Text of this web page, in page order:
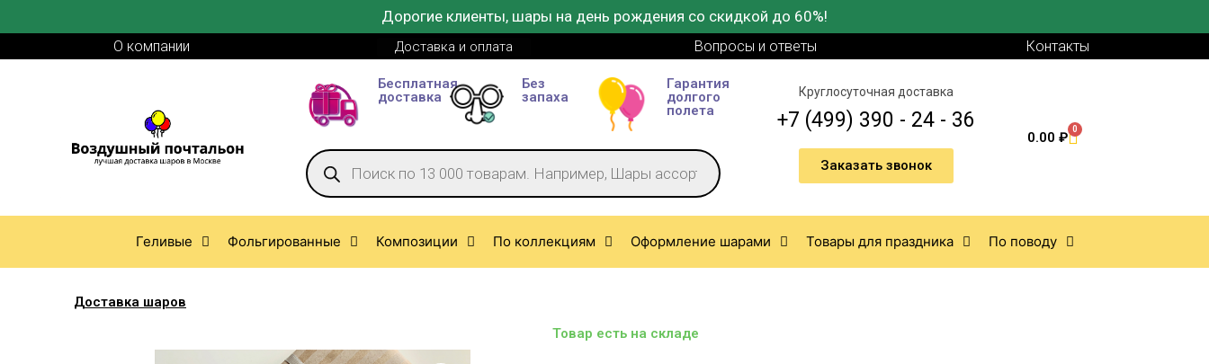
Дорогие клиенты, шары на день рождения со скидкой до 60%!
О компании Доставка и оплата Вопросы и ответы Контакты
Бесплатная
доставка
Без
запаха
Гарантия
долгого
полета
Круглосуточная доставка
+7 (499) 390 - 24 - 36
Заказать звонок
0.00₽ 0
Геливые Фольгированные Композиции По коллекциям Оформление шарами Товары для праздника По поводу
Доставка шаров
Товар есть на складе